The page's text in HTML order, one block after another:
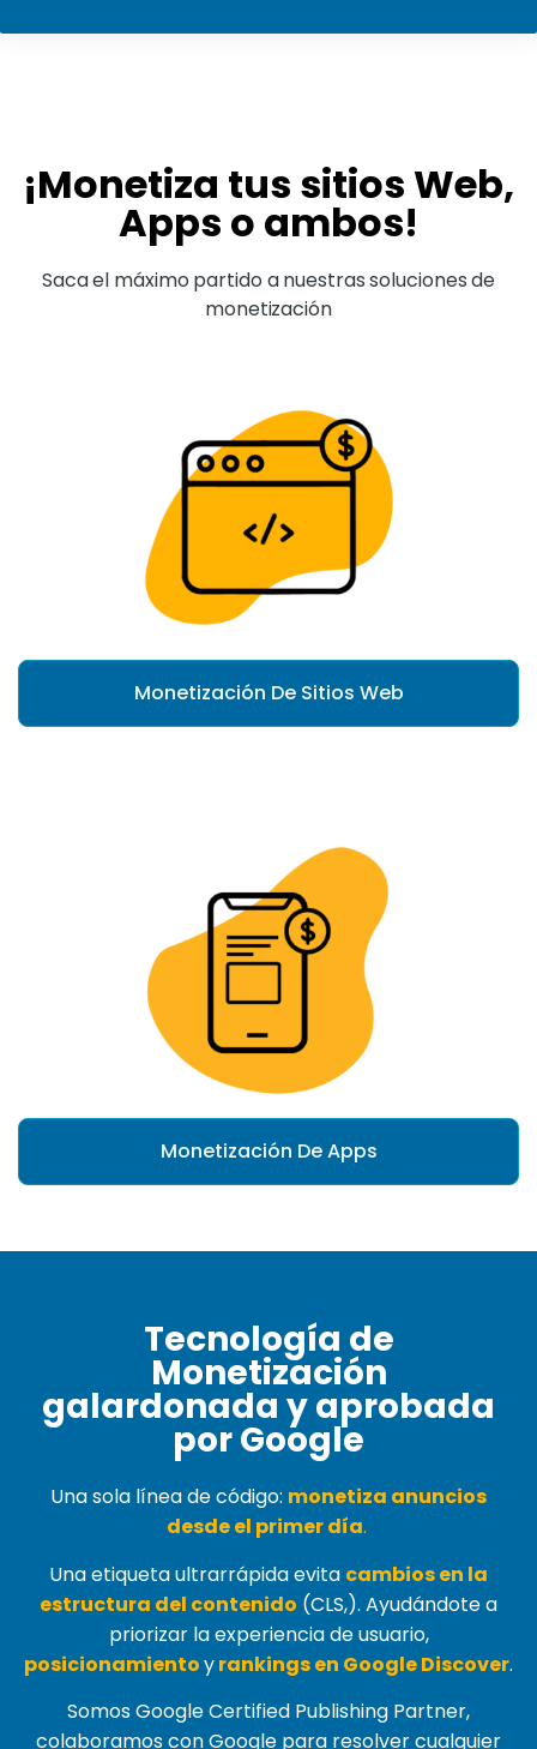
¡Monetiza tus sitios Web,
Apps o ambos!
Saca el máximo partido a nuestras soluciones de
monetización
Monetización De Sitios Web
Monetización De Apps
Tecnología de
Monetización
galardonada y aprobada
por Google
Una sola línea de código: monetiza anuncios
desde el primer día.
Una etiqueta ultrarrápida evita cambios en la
estructura del contenido (CLS,). Ayudándote a
priorizar la experiencia de usuario,
posicionamientoyrankings en Google Discover.
Somos Google Certified Publishing Partner,
colaboramos con Google para resolver cualquier